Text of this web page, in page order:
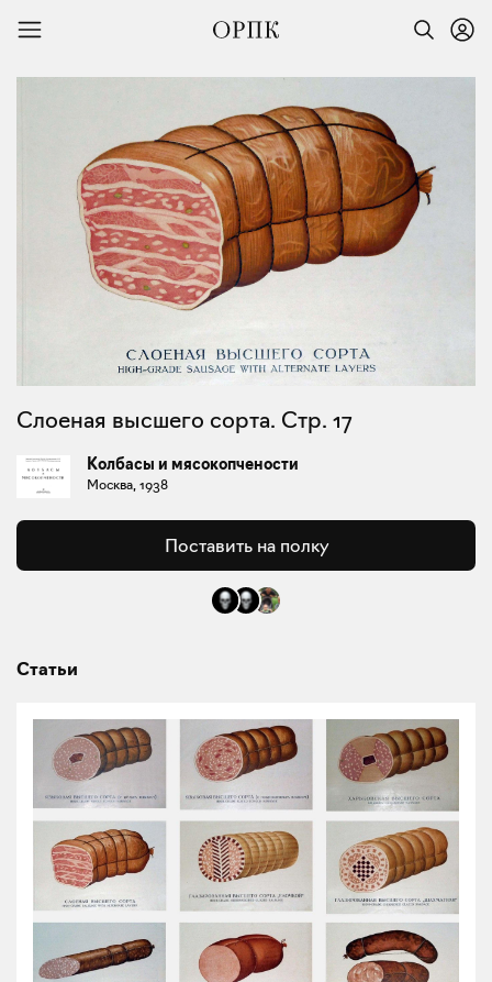
Слоеная высшего сорта. Стр. 17
Колбасы и мясокопчености
Москва, 1938
Поставить на полку
Статьи